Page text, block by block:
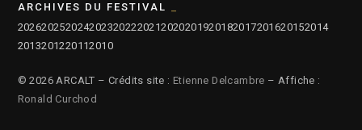
ARCHIVES DU FESTIVAL
2026202520242023202220212020201920182017201620152014
2013201220112010
© 2026 ARCALT – Crédits site : Etienne Delcambre – Affiche :
Ronald Curchod